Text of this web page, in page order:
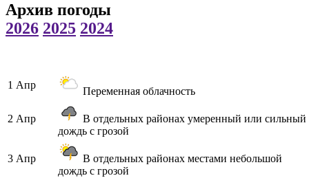
Архив погоды
2026 2025 2024
1 Апр
Переменная облачность
2 Апр
В отдельных районах умеренный или сильный
дождь с грозой
3 Апр
В отдельных районах местами небольшой
дождь с грозой